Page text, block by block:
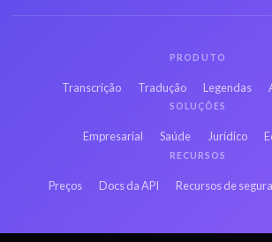
PRODUTO
Transcrição Tradução Legendas
SOLUÇÕES
Empresarial Saúde Jurídico
RECURSOS
Preços Docs da API Recursos de